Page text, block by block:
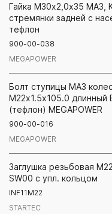
Гайка М30х2,0х35 МАЗ,
стремянки задней с
тефлон
900-00-038
MEGAPOWER
Болт ступицы МАЗ
М22х1.5х105.0 длинный
(тефлон) MEGAPOWER
900-00-016
MEGAPOWER
Заглушка резьбовая
SW00 с упл. кольцом
INF11M22
STARTEC